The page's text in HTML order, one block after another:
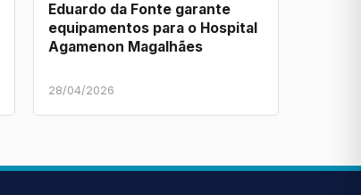
Eduardo da Fonte garante
equipamentos para o Hospital
Agamenon Magalhães
28/04/2026